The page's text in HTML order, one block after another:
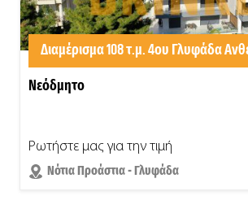
Διαμέρισμα 108 τ.μ. 4ου Γλυφάδα
Νεόδμητο
Ρωτήστε μας για την τιμή
Νότια Προάστια - Γλυφάδα